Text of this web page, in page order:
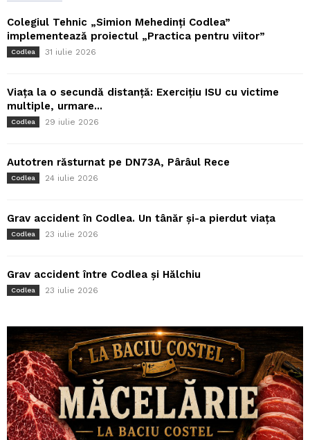
Colegiul Tehnic „Simion Mehedinți Codlea”
implementează proiectul „Practica pentru viitor”
Codlea 31 iulie 2026
Viața la o secundă distanță: Exercițiu ISU cu victime
multiple, urmare...
Codlea 29 iulie 2026
Autotren răsturnat pe DN73A, Pârâul Rece
Codlea 24 iulie 2026
Grav accident în Codlea. Un tânăr și-a pierdut viața
Codlea 23 iulie 2026
Grav accident între Codlea și Hălchiu
Codlea 23 iulie 2026